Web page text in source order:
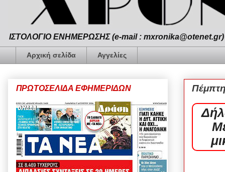
ΙΣΤΟΛΟΓΙΟ ΕΝΗΜΕΡΩΣΗΣ (e-mail :
Αρχική σελίδα Αγγελίες
ΠΡΩΤΟΣΕΛΙΔΑ ΕΦΗΜΕΡΙΔΩΝ